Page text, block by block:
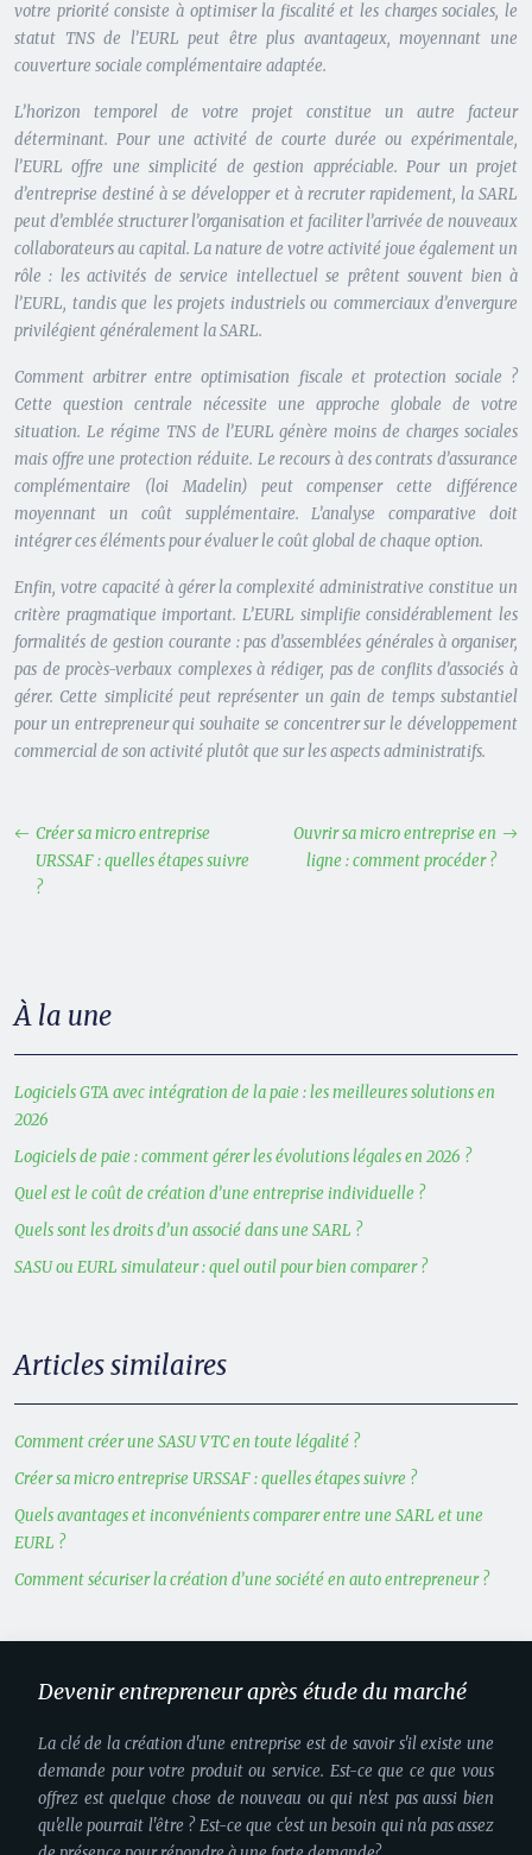
votre priorité consiste à optimiser la fiscalité et les charges sociales, le
statut TNS de l’EURL peut être plus avantageux, moyennant une
couverture sociale complémentaire adaptée.
L’horizon temporel de votre projet constitue un autre facteur
déterminant. Pour une activité de courte durée ou expérimentale,
l’EURL offre une simplicité de gestion appréciable. Pour un projet
d’entreprise destiné à se développer et à recruter rapidement, la SARL
peut d’emblée structurer l’organisation et faciliter l’arrivée de nouveaux
collaborateurs au capital. La nature de votre activité joue également un
rôle : les activités de service intellectuel se prêtent souvent bien à
l’EURL, tandis que les projets industriels ou commerciaux d’envergure
privilégient généralement la SARL.
Comment arbitrer entre optimisation fiscale et protection sociale ?
Cette question centrale nécessite une approche globale de votre
situation. Le régime TNS de l’EURL génère moins de charges sociales
mais offre une protection réduite. Le recours à des contrats d’assurance
complémentaire (loi Madelin) peut compenser cette différence
moyennant un coût supplémentaire. L’analyse comparative doit
intégrer ces éléments pour évaluer le coût global de chaque option.
Enfin, votre capacité à gérer la complexité administrative constitue un
critère pragmatique important. L’EURL simplifie considérablement les
formalités de gestion courante : pas d’assemblées générales à organiser,
pas de procès-verbaux complexes à rédiger, pas de conflits d’associés à
gérer. Cette simplicité peut représenter un gain de temps substantiel
pour un entrepreneur qui souhaite se concentrer sur le développement
commercial de son activité plutôt que sur les aspects administratifs.
Créer sa micro entreprise
URSSAF : quelles étapes suivre
?
Ouvrir sa micro entreprise en
ligne : comment procéder ?
À la une
Logiciels GTA avec intégration de la paie : les meilleures solutions en
2026
Logiciels de paie : comment gérer les évolutions légales en 2026 ?
Quel est le coût de création d’une entreprise individuelle ?
Quels sont les droits d’un associé dans une SARL ?
SASU ou EURL simulateur : quel outil pour bien comparer ?
Articles similaires
Comment créer une SASU VTC en toute légalité ?
Créer sa micro entreprise URSSAF : quelles étapes suivre ?
Quels avantages et inconvénients comparer entre une SARL et une
EURL ?
Comment sécuriser la création d’une société en auto entrepreneur ?
Devenir entrepreneur après étude du marché
La clé de la création d'une entreprise est de savoir s'il existe une
demande pour votre produit ou service. Est-ce que ce que vous
offrez est quelque chose de nouveau ou qui n'est pas aussi bien
qu'elle pourrait l'être ? Est-ce que c'est un besoin qui n'a pas assez